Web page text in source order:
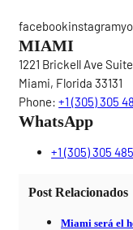
MIAMI
1221 Brickell Ave
Miami, Florida 33131
Phone: +1 (305) 305
WhatsApp
+1 (305) 305
Post Relacionados
Miami será el